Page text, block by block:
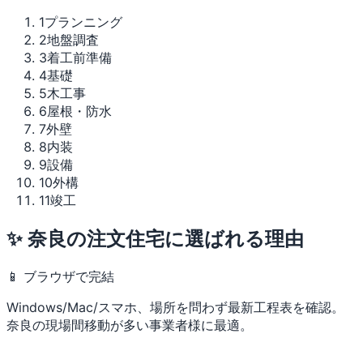
1プランニング
2地盤調査
3着工前準備
4基礎
5木工事
6屋根・防水
7外壁
8内装
9設備
10外構
11竣工
✨ 奈良の注文住宅に選ばれる理由
📱 ブラウザで完結
Windows/Mac/スマホ、場所を問わず最新工程表を確認。
奈良の現場間移動が多い事業者様に最適。